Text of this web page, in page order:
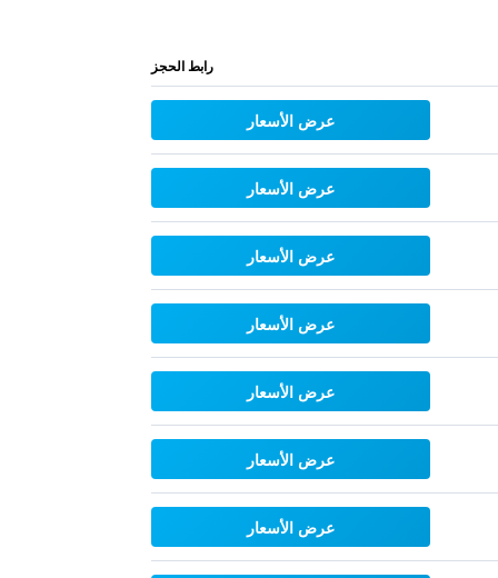
رابط الحجز
عرض الأسعار
عرض الأسعار
عرض الأسعار
عرض الأسعار
عرض الأسعار
عرض الأسعار
عرض الأسعار